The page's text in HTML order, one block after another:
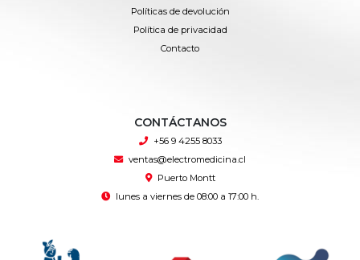
Políticas de devolución
Política de privacidad
Contacto
CONTÁCTANOS
+56 9 4255 8033
ventas@electromedicina.cl
Puerto Montt
lunes a viernes de 08:00 a 17:00 h.